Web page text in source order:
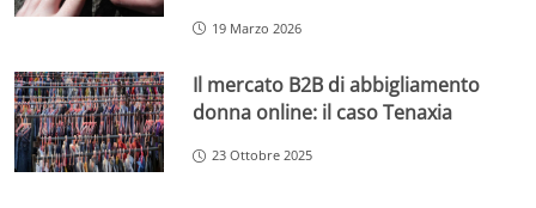
19 Marzo 2026
Il mercato B2B di abbigliamento
donna online: il caso Tenaxia
23 Ottobre 2025